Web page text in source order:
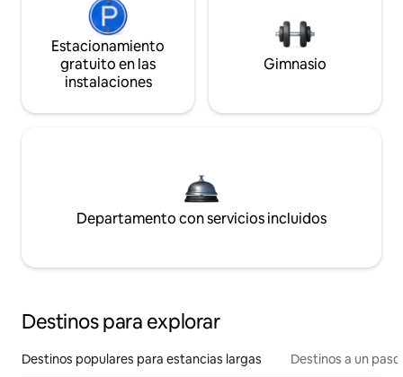
Estacionamiento
gratuito en las
instalaciones
Gimnasio
Departamento con servicios incluidos
Destinos para explorar
Destinos populares para estancias largas Destinos a un